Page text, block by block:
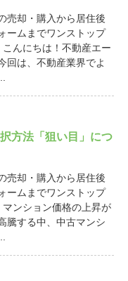
売却・購入から居住後
ームまでワンストップ
んにちは！不動産エー
回は、不動産業界でよ
方法「狙い目」につ
売却・購入から居住後
ームまでワンストップ
ンション価格の上昇が
騰する中、中古マンシ